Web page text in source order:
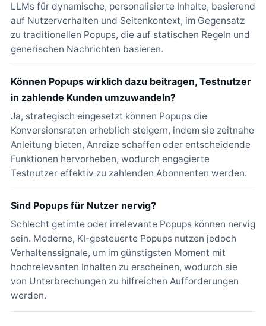
LLMs für dynamische, personalisierte Inhalte, basierend
auf Nutzerverhalten und Seitenkontext, im Gegensatz
zu traditionellen Popups, die auf statischen Regeln und
generischen Nachrichten basieren.
Können Popups wirklich dazu beitragen, Testnutzer
in zahlende Kunden umzuwandeln?
Ja, strategisch eingesetzt können Popups die
Konversionsraten erheblich steigern, indem sie zeitnahe
Anleitung bieten, Anreize schaffen oder entscheidende
Funktionen hervorheben, wodurch engagierte
Testnutzer effektiv zu zahlenden Abonnenten werden.
Sind Popups für Nutzer nervig?
Schlecht getimte oder irrelevante Popups können nervig
sein. Moderne, KI-gesteuerte Popups nutzen jedoch
Verhaltenssignale, um im günstigsten Moment mit
hochrelevanten Inhalten zu erscheinen, wodurch sie
von Unterbrechungen zu hilfreichen Aufforderungen
werden.